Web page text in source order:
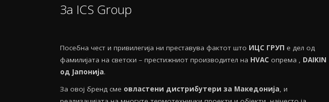
За ICS Group
Посебнa чест и привилегија ни преставува фактот што ИЦС ГРУП е дел од
фамилијата на светски – престижниот производител на HVAС опрема , DAIKIN
од Јапонија.
За овој бренд сме овластени дистрибутери за Македонија, и